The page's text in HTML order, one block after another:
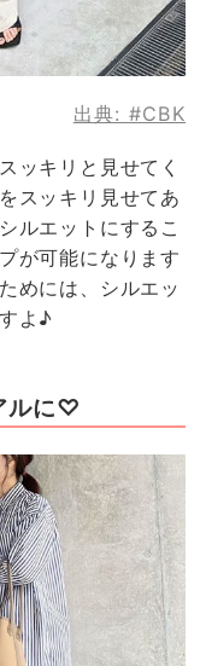
出典: #CBK
ッキリと見せてく
スッキリ見せてあ
ルエットにするこ
が可能になります
めには、シルエッ
よ♪
ルに♡